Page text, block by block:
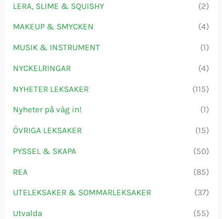
LERA, SLIME & SQUISHY (2)
MAKEUP & SMYCKEN (4)
MUSIK & INSTRUMENT (1)
NYCKELRINGAR (4)
NYHETER LEKSAKER (115)
Nyheter på väg in! (1)
ÖVRIGA LEKSAKER (15)
PYSSEL & SKAPA (50)
REA (85)
UTELEKSAKER & SOMMARLEKSAKER (37)
Utvalda (55)